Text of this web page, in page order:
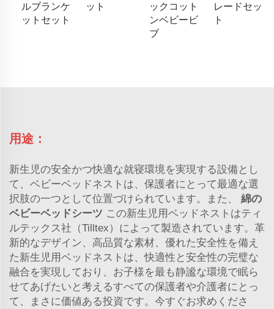
ルブランケ
ットセット
ット
ックコット
ンベビービ
ブ
レードセッ
ト
用途：
新生児の安全かつ快適な就寝環境を実現する設備とし
て、ベビーベッドネストは、保護者にとって最適な選
択肢の一つとして位置づけられています。また、 綿の
ベビーベッドシーツ この新生児用ベッドネストはティ
ルテックス社（Tilltex）によって製造されています。革
新的なデザイン、高品質な素材、優れた安全性を備え
た新生児用ベッドネストは、快適性と安全性の完璧な
融合を実現しており、お子様を最も静謐な環境で眠ら
せてあげたいと考えるすべての保護者や介護者にとっ
て、まさに価値ある投資です。今すぐお求めくださ